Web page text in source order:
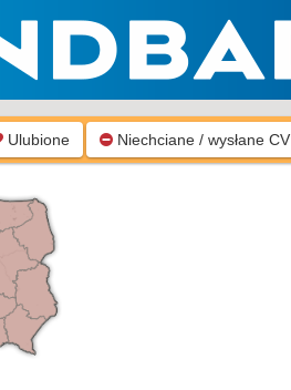
Ulubione Niechciane / wysłane CV